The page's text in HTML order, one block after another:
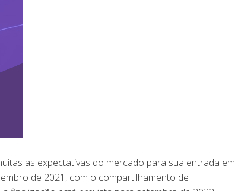
as expectativas do mercado para sua entrada em
de 2021, com o compartilhamento de